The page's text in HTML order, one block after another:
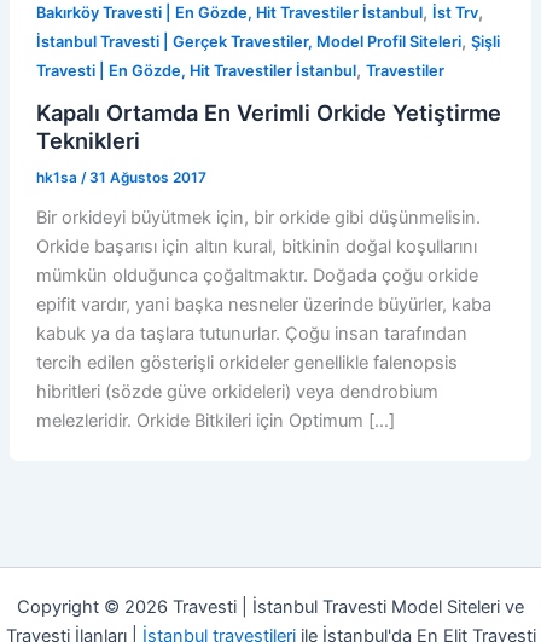
Bakırköy Travesti | En Gözde, Hit Travestiler İstanbul, İst Trv,
İstanbul Travesti | Gerçek Travestiler, Model Profil Siteleri, Şişli
Travesti | En Gözde, Hit Travestiler İstanbul, Travestiler
Kapalı Ortamda En Verimli Orkide Yetiştirme
Teknikleri
hk1sa /31 Ağustos 2017
Bir orkideyi büyütmek için, bir orkide gibi düşünmelisin.
Orkide başarısı için altın kural, bitkinin doğal koşullarını
mümkün olduğunca çoğaltmaktır. Doğada çoğu orkide
epifit vardır, yani başka nesneler üzerinde büyürler, kaba
kabuk ya da taşlara tutunurlar. Çoğu insan tarafından
tercih edilen gösterişli orkideler genellikle falenopsis
hibritleri (sözde güve orkideleri) veya dendrobium
melezleridir. Orkide Bitkileri için Optimum […]
Copyright © 2026 Travesti | İstanbul Travesti Model Siteleri ve
Travesti İlanları | İstanbul travestileriile İstanbul'da En Elit Travesti